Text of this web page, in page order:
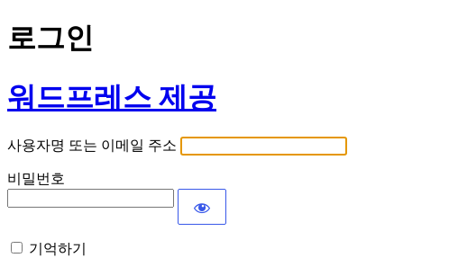
로그인
워드프레스 제공
사용자명 또는 이메일 주소
비밀번호
기억하기